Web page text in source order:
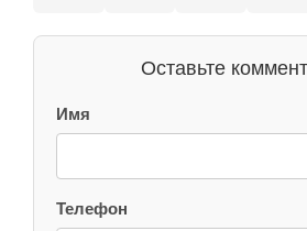
Оставьте
Имя
Телефон